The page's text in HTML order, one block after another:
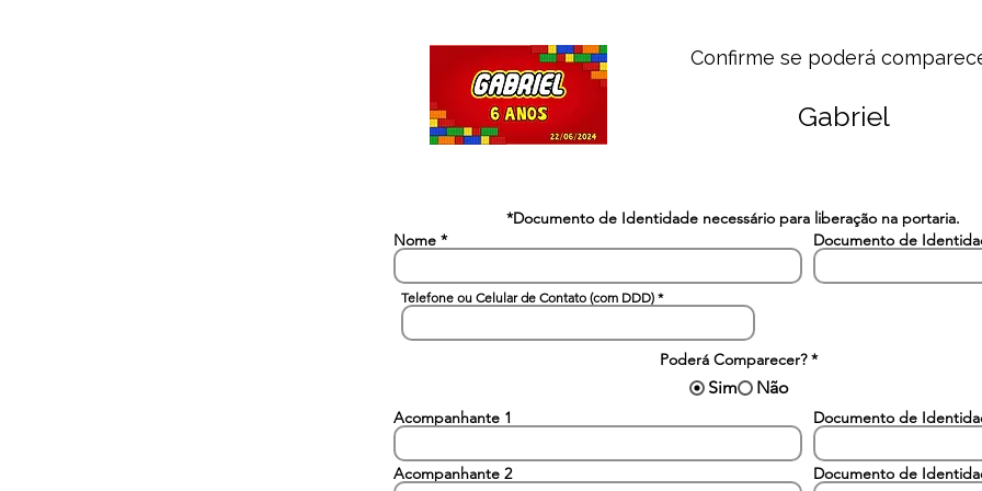
Confirme se poderá
Gabriel
*Documento de Identidade necessário para liberação na portaria.
Nome
Documento de
Telefone ou Celular de Contato (com DDD)
Poderá Comparecer? *
Sim Não
Acompanhante 1 Documento de
Acompanhante 2 Documento de